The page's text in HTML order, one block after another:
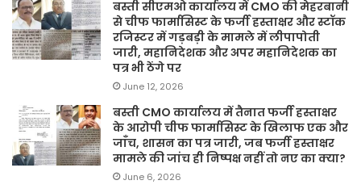
बस्ती सीएमओ कार्यालय में CMO की मेहरबानी
से चीफ फार्मासिस्ट के फर्जी हस्ताक्षर और स्टॉक
रजिस्टर में गड़बड़ी के मामले में लीपापोती
जारी, महानिदेशक और अपर महानिदेशक का
पत्र भी ठेंगे पर
June 12, 2026
बस्ती CMO कार्यालय में तैनात फर्जी हस्ताक्षर
के आरोपी चीफ फार्मासिस्ट के खिलाफ एक और
जाँच, शासन का पत्र जारी, जब फर्जी हस्ताक्षर
मामले की जांच ही निष्पक्ष नहीं तो नए का क्या?
June 6, 2026